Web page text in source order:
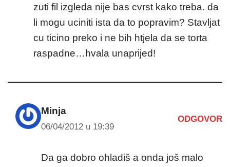
zuti fil izgleda nije bas cvrst kako treba. da
li mogu uciniti ista da to popravim? Stavljat
cu ticino preko i ne bih htjela da se torta
raspadne…hvala unaprijed!
Minja
06/04/2012 u 19:39
ODGOVOR
Da ga dobro ohladiš a onda još malo